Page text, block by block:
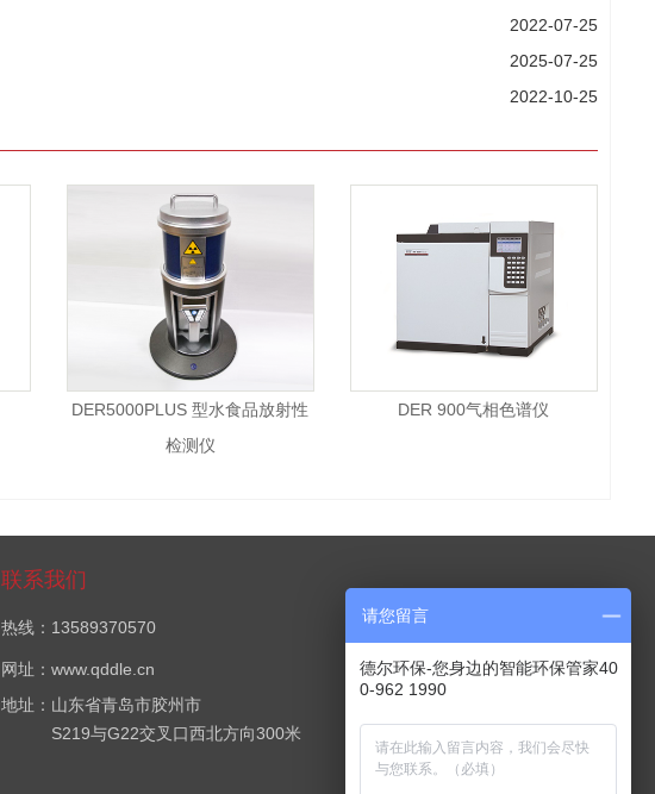
2022-07-25
2025-07-25
2022-10-25
DER5000PLUS 型水食品放射性
检测仪
DER 900气相色谱仪
联系我们
热线：13589370570
网址：www.qddle.cn
地址：山东省青岛市胶州市
S219与G22交叉口西北方向300米
请您留言
德尔环保-您身边的智能环保管家40
0-962 1990